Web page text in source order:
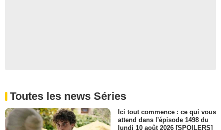
Toutes les news Séries
Ici tout commence : ce qui vous
attend dans l'épisode 1498 du
lundi 10 août 2026 [SPOILERS]